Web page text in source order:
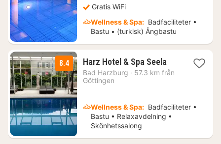
Gratis WiFi
Wellness & Spa: Badfaciliteter •
Bastu • (turkisk) Ångbastu
8.4 Harz Hotel & Spa Seela1
natt
Bad Harzburg · 57.3 km från
Göttingen
Wellness & Spa: Badfaciliteter •
Bastu • Relaxavdelning •
Skönhetssalong